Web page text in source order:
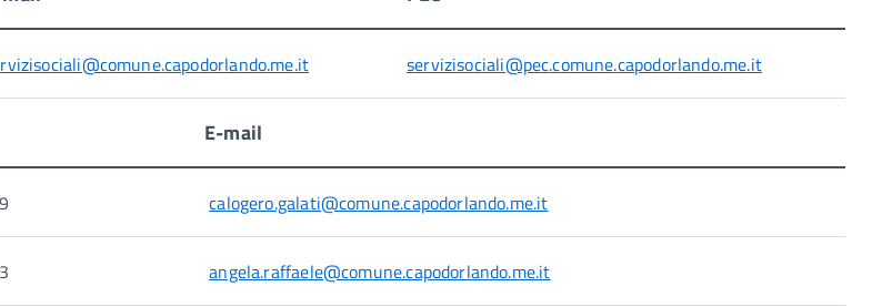
servizisociali@pec.comune.capodorlando.me.it
E-mail
calogero.galati@comune.capodorlando.me.it
angela.raffaele@comune.capodorlando.me.it